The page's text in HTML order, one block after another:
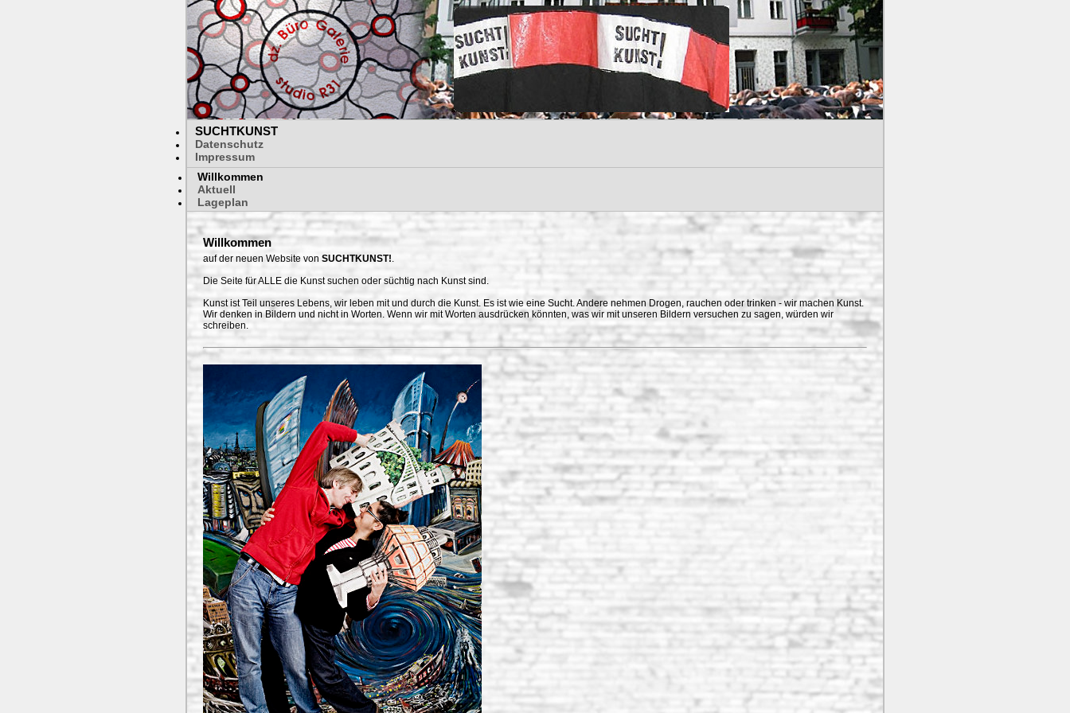
SUCHTKUNST
Datenschutz
Impressum
Willkommen
Aktuell
Lageplan
Willkommen
auf der neuen Website von SUCHTKUNST!.
Die Seite für ALLE die Kunst suchen oder süchtig nach Kunst sind.
Kunst ist Teil unseres Lebens, wir leben mit und durch die Kunst. Es ist wie eine Sucht. Andere nehmen Drogen, rauchen oder trinken - wir machen Kunst.
Wir denken in Bildern und nicht in Worten. Wenn wir mit Worten ausdrücken könnten, was wir mit unseren Bildern versuchen zu sagen, würden wir
schreiben.